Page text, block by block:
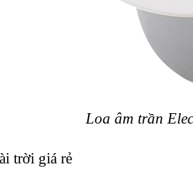
Loa âm trần
trời giá rẻ